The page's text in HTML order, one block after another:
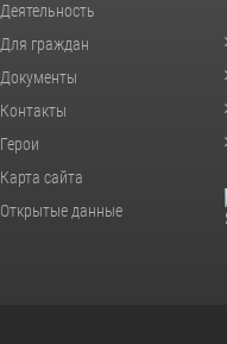
Деятельность
Для граждан
Документы
Контакты
Герои
Карта сайта
Открытые данные